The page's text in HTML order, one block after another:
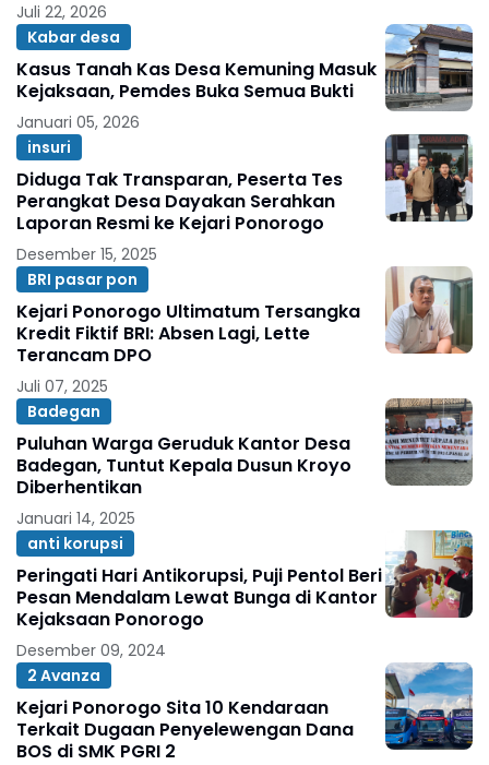
Juli 22, 2026
Kabar desa
Kasus Tanah Kas Desa Kemuning Masuk
Kejaksaan, Pemdes Buka Semua Bukti
Januari 05, 2026
insuri
Diduga Tak Transparan, Peserta Tes
Perangkat Desa Dayakan Serahkan
Laporan Resmi ke Kejari Ponorogo
Desember 15, 2025
BRI pasar pon
Kejari Ponorogo Ultimatum Tersangka
Kredit Fiktif BRI: Absen Lagi, Lette
Terancam DPO
Juli 07, 2025
Badegan
Puluhan Warga Geruduk Kantor Desa
Badegan, Tuntut Kepala Dusun Kroyo
Diberhentikan
Januari 14, 2025
anti korupsi
Peringati Hari Antikorupsi, Puji Pentol Beri
Pesan Mendalam Lewat Bunga di Kantor
Kejaksaan Ponorogo
Desember 09, 2024
2 Avanza
Kejari Ponorogo Sita 10 Kendaraan
Terkait Dugaan Penyelewengan Dana
BOS di SMK PGRI 2